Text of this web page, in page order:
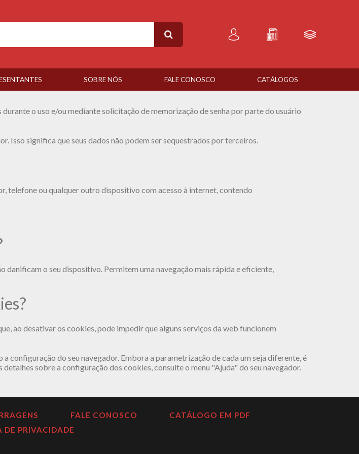
SOBRE NÓS FALE CONOSCO CATÁLOGOS
o uso e/ou mediante solicitação de memorização de senha por parte do usuário
Isso significa que seus dados não podem ser sequestrados por terceiros.
telefone ou qualquer outro dispositivo com acesso à internet, contendo
o seu dispositivo. Permitem uma navegação mais rápida e eficiente,
ao desativar os cookies, pode impedir que alguns serviços da web funcionem
configuração do seu navegador. Embora a parametrização de cada um seja diferente, é
sobre a configuração dos cookies, consulte o menu "Ajuda" do seu navegador.
FALE CONOSCO
CATÁLOGO EM PDF
DE PRIVACIDADE